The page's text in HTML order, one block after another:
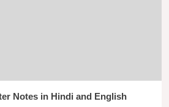
Notes in Hindi and English